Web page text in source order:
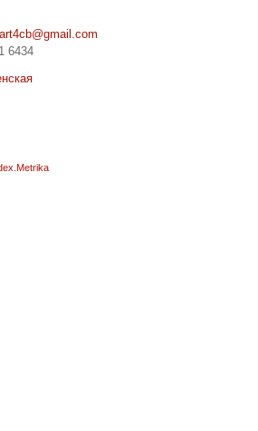
art4cb@gmail.com
6434